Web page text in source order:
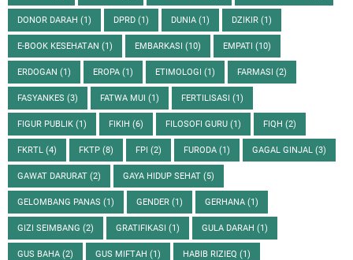
DONOR DARAH (1) DPRD (1) DUNIA (1) DZIKIR (1)
E-BOOK KESEHATAN (1) EMBARKASI (10) EMPATI (10)
ERDOGAN (1) EROPA (1) ETIMOLOGI (1) FARMASI (2)
FASYANKES (3) FATWA MUI (1) FERTILISASI (1)
FIGUR PUBLIK (1) FIKIH (6) FILOSOFI GURU (1) FIQH (2)
FKRTL (4) FKTP (8) FPI (2) FURODA (1) GAGAL GINJAL (3)
GAWAT DARURAT (2) GAYA HIDUP SEHAT (5)
GELOMBANG PANAS (1) GENDER (1) GERHANA (1)
GIZI SEIMBANG (2) GRATIFIKASI (1) GULA DARAH (1)
GUS BAHA (2) GUS MIFTAH (1) HABIB RIZIEQ (1)